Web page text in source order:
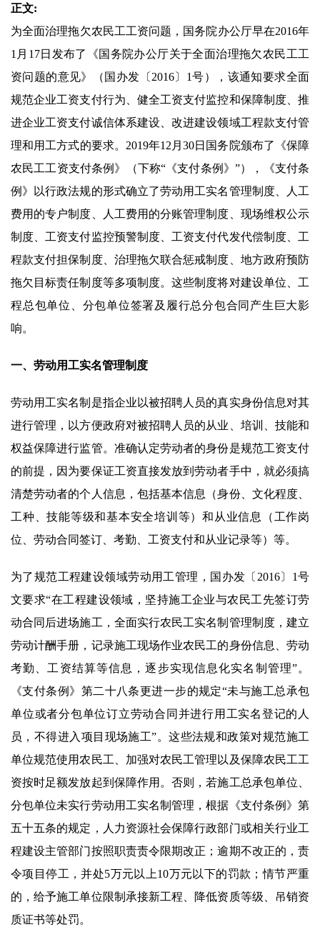
正文:
为全面治理拖欠农民工工资问题，国务院办公厅早在2016年
1月17日发布了《国务院办公厅关于全面治理拖欠农民工工
资问题的意见》（国办发〔2016〕1号），该通知要求全面
规范企业工资支付行为、健全工资支付监控和保障制度、推
进企业工资支付诚信体系建设、改进建设领域工程款支付管
理和用工方式的要求。2019年12月30日国务院颁布了《保障
农民工工资支付条例》（下称“《支付条例》”），《支付条
例》以行政法规的形式确立了劳动用工实名管理制度、人工
费用的专户制度、人工费用的分账管理制度、现场维权公示
制度、工资支付监控预警制度、工资支付代发代偿制度、工
程款支付担保制度、治理拖欠联合惩戒制度、地方政府预防
拖欠目标责任制度等多项制度。这些制度将对建设单位、工
程总包单位、分包单位签署及履行总分包合同产生巨大影
响。
一、劳动用工实名管理制度
劳动用工实名制是指企业以被招聘人员的真实身份信息对其
进行管理，以方便政府对被招聘人员的从业、培训、技能和
权益保障进行监管。准确认定劳动者的身份是规范工资支付
的前提，因为要保证工资直接发放到劳动者手中，就必须搞
清楚劳动者的个人信息，包括基本信息（身份、文化程度、
工种、技能等级和基本安全培训等）和从业信息（工作岗
位、劳动合同签订、考勤、工资支付和从业记录等）等。
为了规范工程建设领域劳动用工管理，国办发〔2016〕1号
文要求“在工程建设领域，坚持施工企业与农民工先签订劳
动合同后进场施工，全面实行农民工实名制管理制度，建立
劳动计酬手册，记录施工现场作业农民工的身份信息、劳动
考勤、工资结算等信息，逐步实现信息化实名制管理”。
《支付条例》第二十八条更进一步的规定“未与施工总承包
单位或者分包单位订立劳动合同并进行用工实名登记的人
员，不得进入项目现场施工”。这些法规和政策对规范施工
单位规范使用农民工、加强对农民工管理以及保障农民工工
资按时足额发放起到保障作用。否则，若施工总承包单位、
分包单位未实行劳动用工实名制管理，根据《支付条例》第
五十五条的规定，人力资源社会保障行政部门或相关行业工
程建设主管部门按照职责责令限期改正；逾期不改正的，责
令项目停工，并处5万元以上10万元以下的罚款；情节严重
的，给予施工单位限制承接新工程、降低资质等级、吊销资
质证书等处罚。